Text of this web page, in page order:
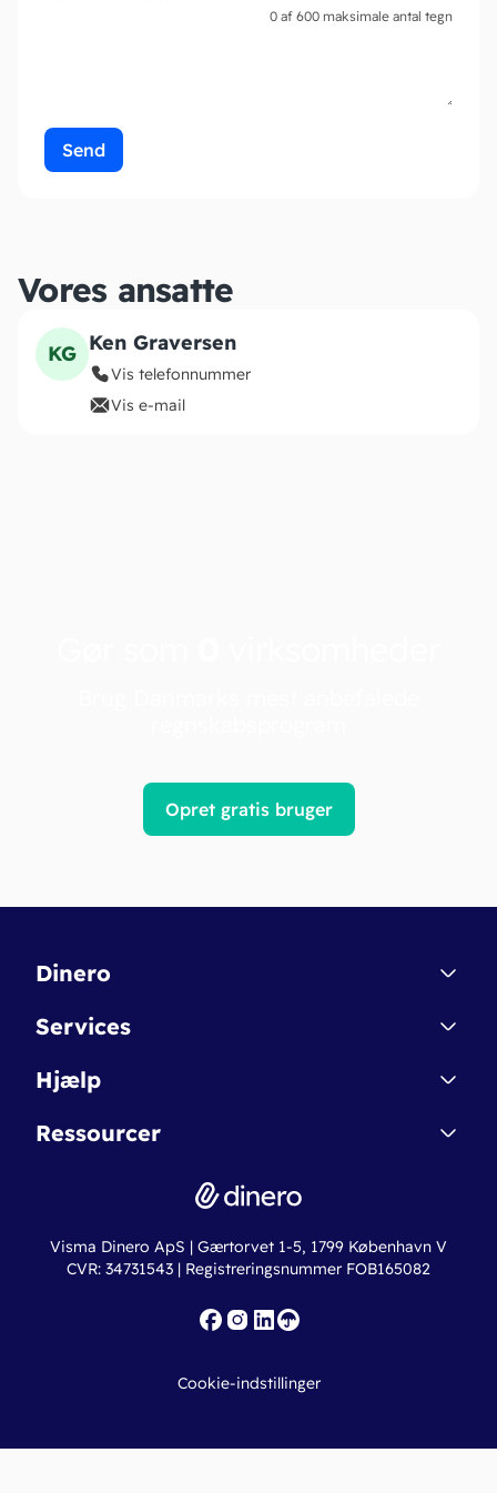
0 af 600 maksimale antal tegn
Vores ansatte
KG Ken Graversen
Vis telefonnummer
Vis e-mail
Opret gratis bruger
Dinero
Kontakt
Betingelser & Sikkerhed
Nye funktioner
Services
Dinero Starter
Dinero Pro
Erhvervslån
Fakturaskabeloner
Hjælp
Regnskabsordbogen
Online regnskabskurser
Ressourcer
Ny virksomhed
Iværksætterlegat
Visma Dinero ApS | Gærtorvet 1-5, 1799 København V
CVR: 34731543 | Registreringsnummer FOB165082
Cookie-indstillinger